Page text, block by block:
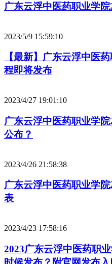
广东云浮中医药职业学
2023/5/9 15:59:10
【最新】广东云浮中医
程即将发布
2023/4/27 19:01:10
广东云浮中医药职业学
公布？
2023/4/26 21:58:38
广东云浮中医药职业学
表
2023/4/23 17:58:16
2023广东云浮中医药职